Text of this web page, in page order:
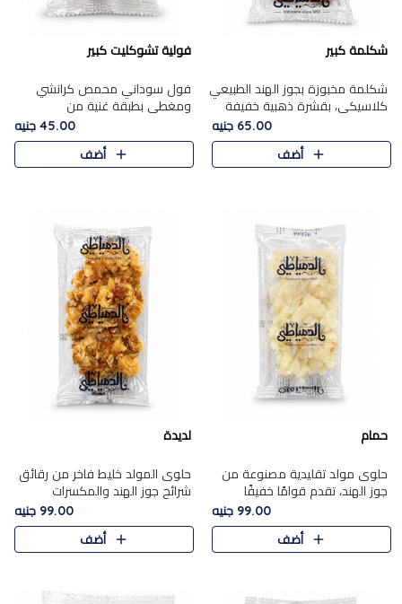
شكلمة كبير
شكلمة مخبوزة بجوز الهند الطبيعي
كلاسيكي، بقشرة ذهبية خفيفة
وقلب طري رطب يذوب في الفم،
تمنحك المذاق الشرقي الحلو الأصيل
التقليدي في كل لقمة.
65.00 جنيه
أضف
فولية تشوكليت كبير
فول سوداني محمص كرانشي
ومغطى بطبقة غنية من
الشوكولاتة، يجمع بين طعم
القرمشة الأصيلة الكلاسكيكية
التقليدية للفول السوداني وحلاوة
45.00 جنيه
أضف
حمام
حلوى مولد تقليدية مصنوعة من
جوز الهند، تقدم قوامًا خفيفًا
ونكهة شرقية أصيلة تجسد روح
الـموسم الأعياد.
99.00 جنيه
أضف
لديدة
حلوى المولد خليط فاخر من رقائق
شرائح جوز الهند والمكسرات
المحمصة، متماسك بشراب حلاوة
الكراميل الخفيفة ليمنحك قرمشة
غنية ومذاقًا شرقيًا أصيلً..
99.00 جنيه
أضف